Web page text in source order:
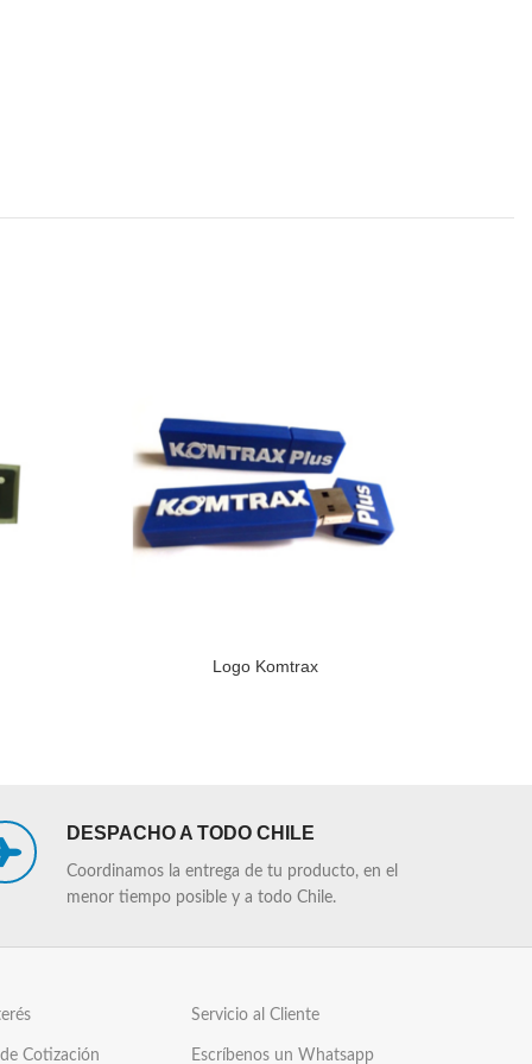
Logo Komtrax
DESPACHO A TODO CHILE
Coordinamos la entrega de tu producto, en el
menor tiempo posible y a todo Chile.
Cotización
Servicio al Cliente
Escríbenos un Whatsapp